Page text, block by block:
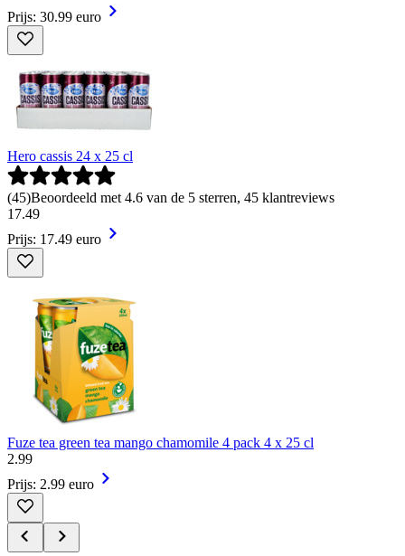
Prijs: 30.99 euro
Hero cassis 24 x 25 cl
(45)Beoordeeld met 4.6 van de 5 sterren, 45 klantreviews
17.49
Prijs: 17.49 euro
Fuze tea green tea mango chamomile 4 pack 4 x 25 cl
2.99
Prijs: 2.99 euro